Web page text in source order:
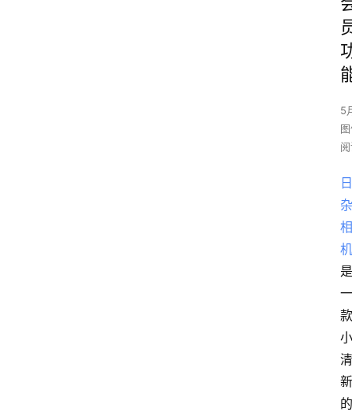
5
日
杂
相
机
是
一
款
小
清
新
的